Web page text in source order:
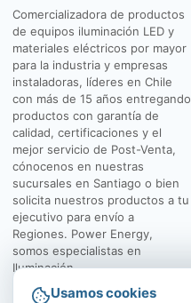
Comercializadora de productos
de equipos iluminación LED y
materiales eléctricos por mayor
para la industria y empresas
instaladoras, líderes en Chile
con más de 15 años entregando
productos con garantía de
calidad, certificaciones y el
mejor servicio de Post-Venta,
cónocenos en nuestras
sucursales en Santiago o bien
solicita nuestros productos a tu
ejecutivo para envío a
Regiones. Power Energy,
somos especialistas en
Iluminación.
Usamos cookies